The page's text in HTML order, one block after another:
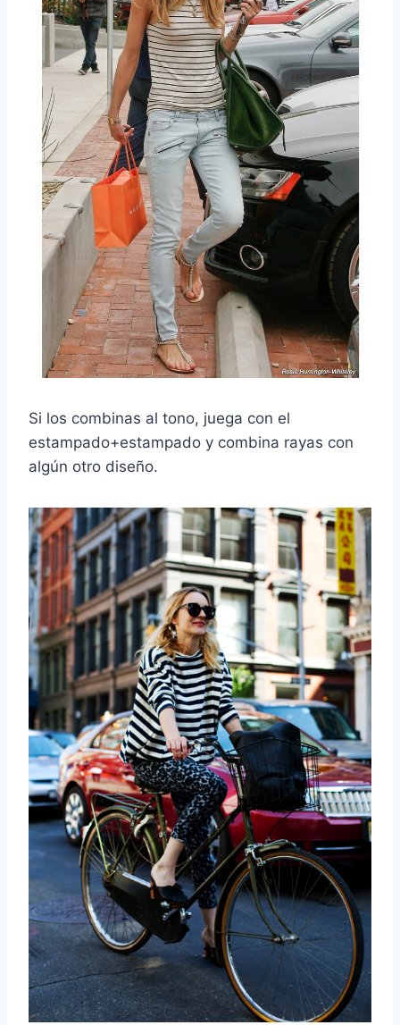
Si los combinas al tono, juega con el
estampado+estampado y combina rayas con
algún otro diseño.